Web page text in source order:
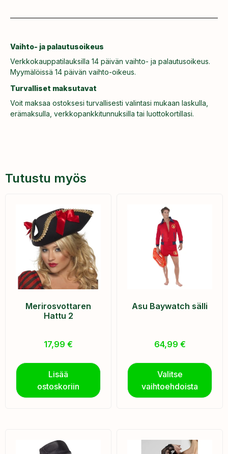
Vaihto- ja palautusoikeus
Verkkokauppatilauksilla 14 päivän vaihto- ja palautusoikeus.
Myymälöissä 14 päivän vaihto-oikeus.
Turvalliset maksutavat
Voit maksaa ostoksesi turvallisesti valintasi mukaan laskulla,
erämaksulla, verkkopankkitunnuksilla tai luottokortillasi.
Tutustu myös
Merirosvottaren
Hattu 2
17,99 €
Lisää
ostoskoriin
Asu Baywatch sälli
64,99 €
Valitse
vaihtoehdoista